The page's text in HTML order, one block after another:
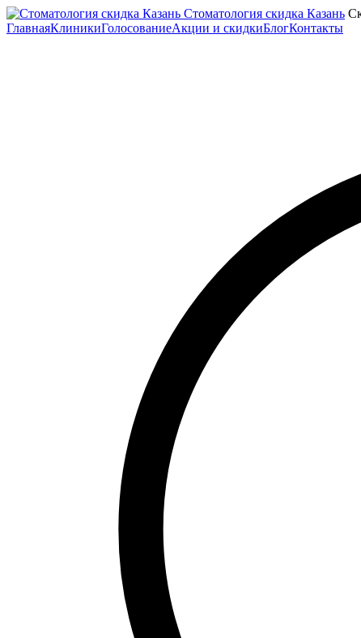
Стоматология скидка Казань
ГлавнаяКлиникиГолосованиеАкции и скидкиБлогКонтакты